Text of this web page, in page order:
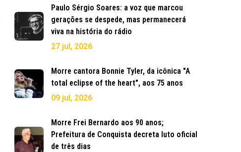
Paulo Sérgio Soares: a voz que marcou
gerações se despede, mas permanecerá
viva na história do rádio
27 jul, 2026
Morre cantora Bonnie Tyler, da icônica "A
total eclipse of the heart", aos 75 anos
09 jul, 2026
Morre Frei Bernardo aos 90 anos;
Prefeitura de Conquista decreta luto oficial
de três dias